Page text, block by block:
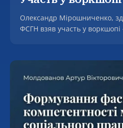
Олександр Мірошниченко,
ФСГН взяв участь у воркшопі